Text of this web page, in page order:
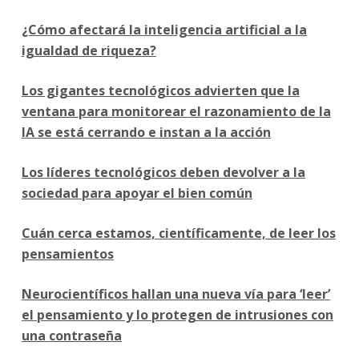
¿Cómo afectará la inteligencia artificial a la
igualdad de riqueza?
Los gigantes tecnológicos advierten que la
ventana para monitorear el razonamiento de la
IA se está cerrando e instan a la acción
Los líderes tecnológicos deben devolver a la
sociedad para apoyar el bien común
Cuán cerca estamos, científicamente, de leer los
pensamientos
Neurocientíficos hallan una nueva vía para ‘leer’
el pensamiento y lo protegen de intrusiones con
una contraseña